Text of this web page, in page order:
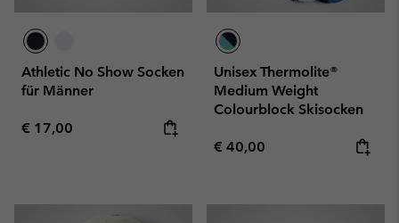
Athletic No Show Socken
für Männer
Regular price:
€ 17,00
Unisex Thermolite®
Medium Weight
Colourblock Skisocken
Regular price:
€ 40,00